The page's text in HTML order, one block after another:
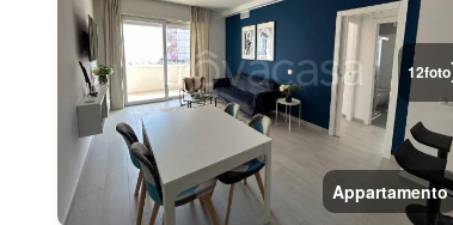
12foto
Appartamento